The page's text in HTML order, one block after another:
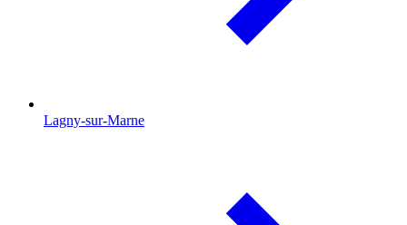
Lagny-sur-Marne